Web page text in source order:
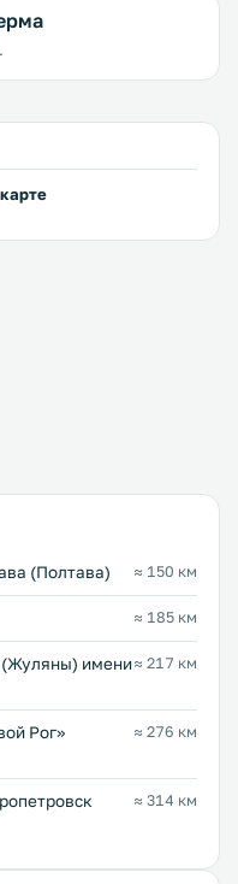
(Полтава) ≈ 150 км
≈ 185 км
имени≈ 217 км
Рог»
≈ 276 км
≈ 314 км